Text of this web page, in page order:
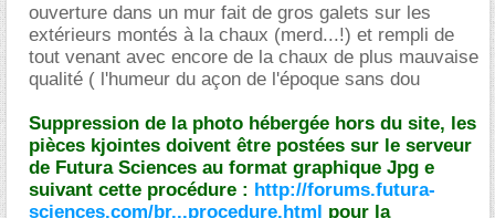
ouverture dans un mur fait de gros galets sur les
extérieurs montés à la chaux (merd...!) et rempli de
tout venant avec encore de la chaux de plus mauvaise
qualité ( l'humeur du açon de l'époque sans dou
Suppression de la photo hébergée hors du site, les
pièces kjointes doivent être postées sur le serveur
de Futura Sciences au format graphique Jpg e
suivant cette procédure : http://forums.futura-
sciences.com/br...procedure.html pour la